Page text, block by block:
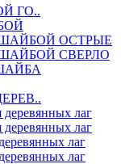
ГО..
ОСТРЫЕ
СВЕРЛО
лаг
лаг
лаг
лаг